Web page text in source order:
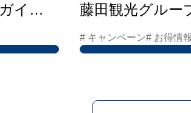
イ
藤田観光グルー
ムはこちら
# キャンペーン# お得情報